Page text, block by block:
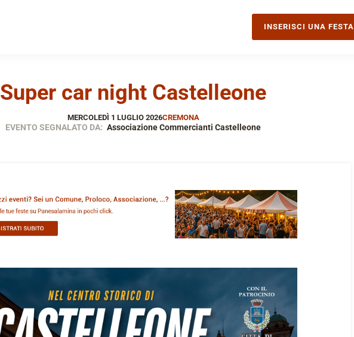
INSERISCI UNA FESTA
Super car night Castelleone
MERCOLEDÌ 1 LUGLIO 2026CREMONA
EVENTO SEGNALATO DA: Associazione Commercianti Castelleone